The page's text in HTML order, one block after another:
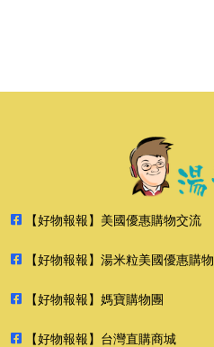
【好物報報】美國優惠購物交流
【好物報報】湯米粒美國優惠購物
【好物報報】媽寶購物團
【好物報報】台灣直購商城